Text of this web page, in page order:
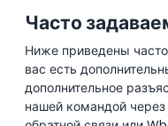
Часто
Ниже приведены
вас есть
дополнительное
нашей командой